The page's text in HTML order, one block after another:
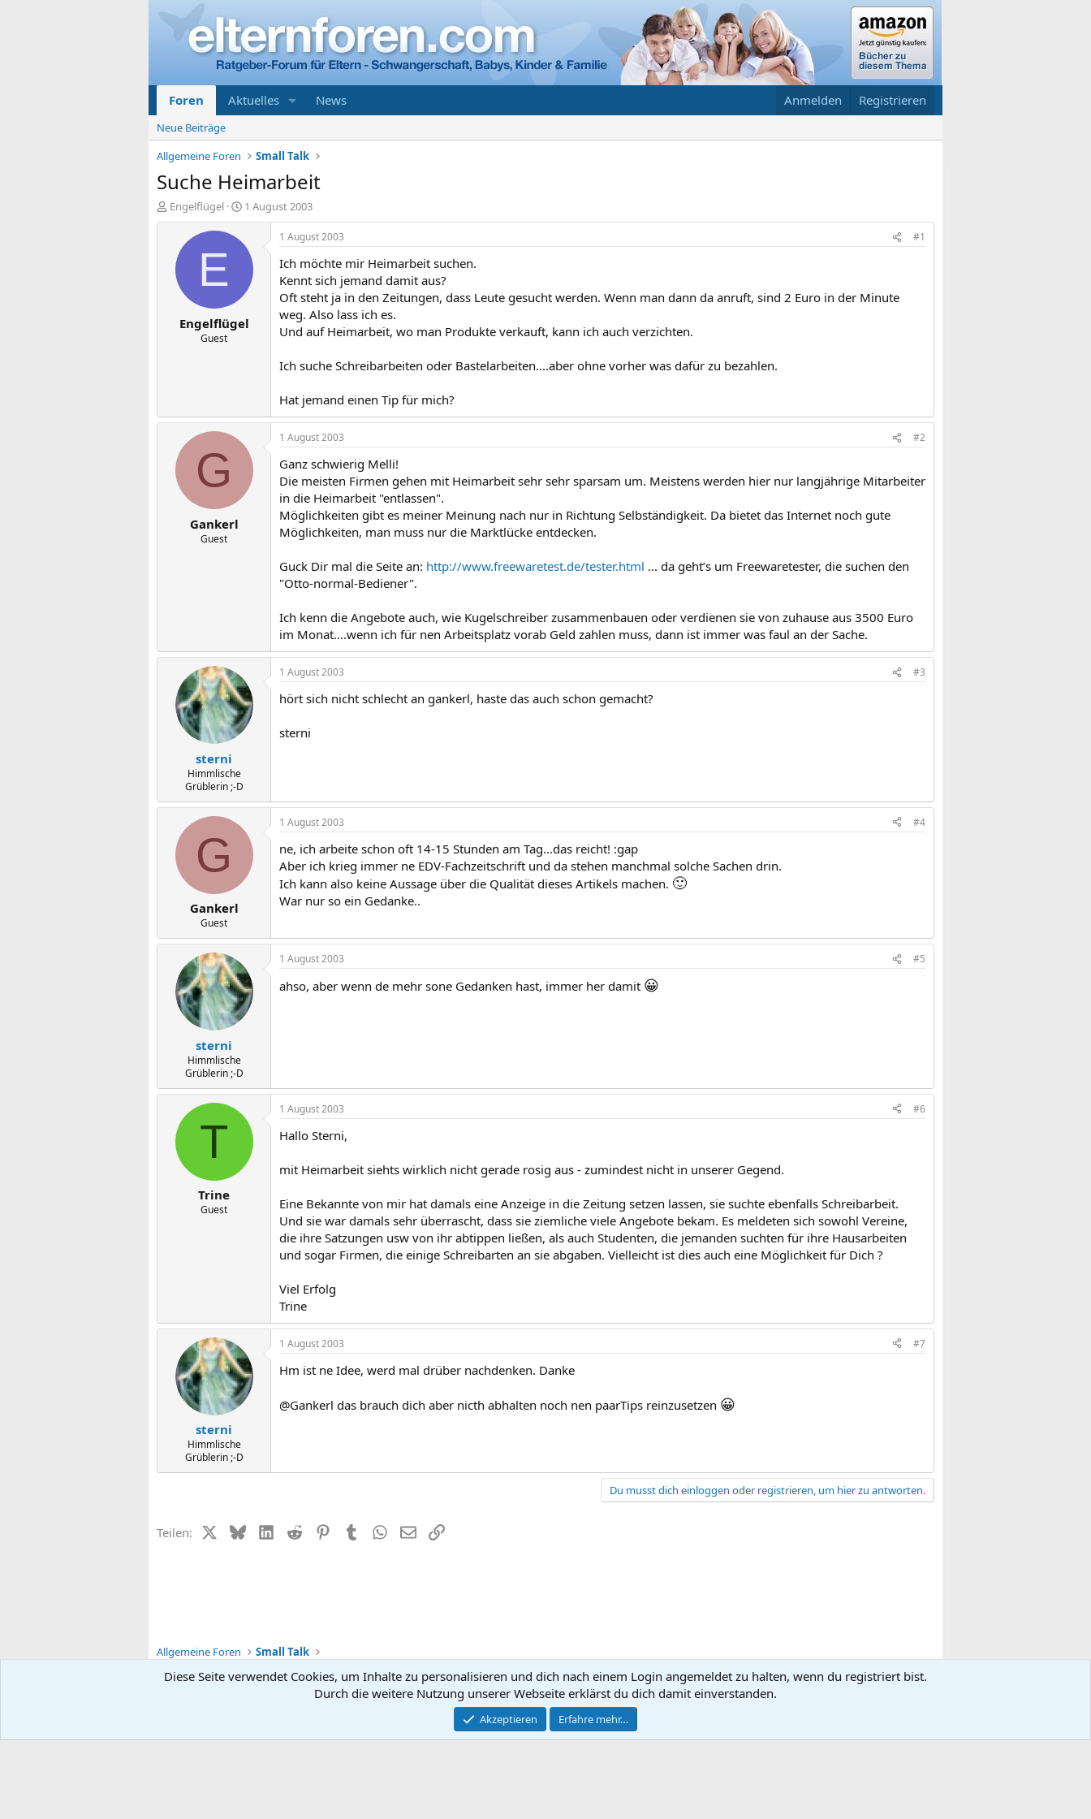
Foren Aktuelles News Anmelden Registrieren
Neue Beiträge
Allgemeine Foren
Small Talk
Suche Heimarbeit
E
r
Engelflügel
E
r
t
l
a
1 August 2003
E
Engelflügel
Guest
1 August 2003 #1
Ich möchte mir Heimarbeit suchen.
Kennt sich jemand damit aus?
Oft steht ja in den Zeitungen, dass Leute gesucht werden. Wenn man dann da anruft, sind 2 Euro in der Minute
weg. Also lass ich es.
Und auf Heimarbeit, wo man Produkte verkauft, kann ich auch verzichten.
Ich suche Schreibarbeiten oder Bastelarbeiten....aber ohne vorher was dafür zu bezahlen.
Hat jemand einen Tip für mich?
G
Gankerl
Guest
1 August 2003 #2
Ganz schwierig Melli!
Die meisten Firmen gehen mit Heimarbeit sehr sehr sparsam um. Meistens werden hier nur langjährige Mitarbeiter
in die Heimarbeit "entlassen".
Möglichkeiten gibt es meiner Meinung nach nur in Richtung Selbständigkeit. Da bietet das Internet noch gute
Möglichkeiten, man muss nur die Marktlücke entdecken.
Guck Dir mal die Seite an: http://www.freewaretest.de/tester.html ... da geht’s um Freewaretester, die suchen den
"Otto-normal-Bediener".
Ich kenn die Angebote auch, wie Kugelschreiber zusammenbauen oder verdienen sie von zuhause aus 3500 Euro
im Monat....wenn ich für nen Arbeitsplatz vorab Geld zahlen muss, dann ist immer was faul an der Sache.
sterni
Himmlische
Grüblerin ;-D
1 August 2003 #3
hört sich nicht schlecht an gankerl, haste das auch schon gemacht?
sterni
G
Gankerl
Guest
1 August 2003 #4
ne, ich arbeite schon oft 14-15 Stunden am Tag...das reicht! :gap
Aber ich krieg immer ne EDV-Fachzeitschrift und da stehen manchmal solche Sachen drin.
Ich kann also keine Aussage über die Qualität dieses Artikels machen. 🙂
War nur so ein Gedanke..
sterni
Himmlische
Grüblerin ;-D
1 August 2003 #5
ahso, aber wenn de mehr sone Gedanken hast, immer her damit 😀
T
Trine
Guest
1 August 2003 #6
Hallo Sterni,
mit Heimarbeit siehts wirklich nicht gerade rosig aus - zumindest nicht in unserer Gegend.
Eine Bekannte von mir hat damals eine Anzeige in die Zeitung setzen lassen, sie suchte ebenfalls Schreibarbeit.
Und sie war damals sehr überrascht, dass sie ziemliche viele Angebote bekam. Es meldeten sich sowohl Vereine,
die ihre Satzungen usw von ihr abtippen ließen, als auch Studenten, die jemanden suchten für ihre Hausarbeiten
und sogar Firmen, die einige Schreibarten an sie abgaben. Vielleicht ist dies auch eine Möglichkeit für Dich ?
Viel Erfolg
Trine
sterni
Himmlische
Grüblerin ;-D
1 August 2003 #7
Hm ist ne Idee, werd mal drüber nachdenken. Danke
@Gankerl das brauch dich aber nicth abhalten noch nen paarTips reinzusetzen 😀
Du musst dich einloggen oder registrieren, um hier zu antworten.
Teilen: X (Twitter)
BlueskyLinkedIn
Reddit PinterestTumblrWhatsApp
E-MailLink
Allgemeine Foren Small Talk
Kontakt Nutzungsbedingungen Datenschutz
Community platform by XenForo ® © 2010-2026 XenForo Ltd.
Diese Seite verwendet Cookies, um Inhalte zu personalisieren und dich nach einem Login angemeldet zu halten, wenn du registriert bist.
Durch die weitere Nutzung unserer Webseite erklärst du dich damit einverstanden.
Akzeptieren Erfahre mehr…